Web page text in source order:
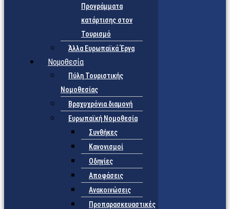
Προγράμματα
κατάρτισης στον
Τουρισμό
Άλλα Ευρωπαϊκά Έργα
Νομοθεσία
Πύλη Τουριστικής
Νομοθεσίας
Βραχυχρόνια διαμονή
Ευρωπαϊκή Νομοθεσία
Συνθήκες
Κανονισμοί
Οδηγίες
Αποφάσεις
Ανακοινώσεις
Προπαρασκευαστικές